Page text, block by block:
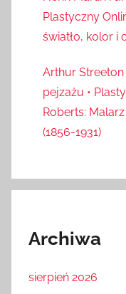
Plastyczny
światło, kolor i
Arthur Streeton
pejzażu •
Roberts:
(1856-1931)
Archiwa
sierpień 2026